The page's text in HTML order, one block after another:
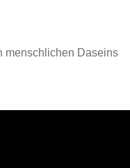
menschlichen Daseins